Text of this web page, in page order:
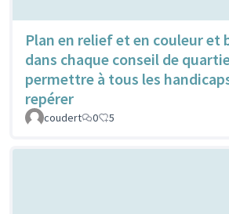
Plan en relief et en couleur et
dans chaque conseil de
permettre à tous les
repérer
coudert 0 5